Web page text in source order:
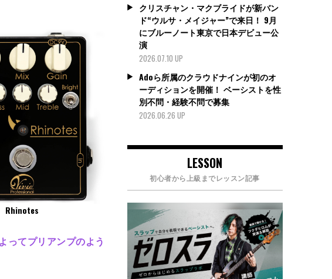
Rhinotes
ってプリアンプのよう
クリスチャン・マクブライドが新バン
ド“ウルサ・メイジャー”で来日！ 9月
にブルーノート東京で日本デビュー公
演
2026.07.10 UP
Adoら所属のクラウドナインが初のオ
ーディションを開催！ ベーシストを性
別不問・経験不問で募集
2026.06.26 UP
LESSON
初心者から上級までレッスン記事